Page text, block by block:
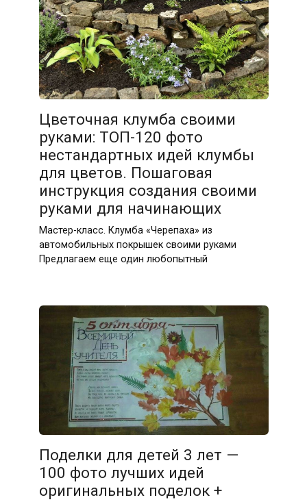
Цветочная клумба своими
руками: ТОП-120 фото
нестандартных идей клумбы
для цветов. Пошаговая
инструкция создания своими
руками для начинающих
Мастер-класс. Клумба «Черепаха» из
автомобильных покрышек своими руками
Предлагаем еще один любопытный
Поделки для детей 3 лет —
100 фото лучших идей
оригинальных поделок +